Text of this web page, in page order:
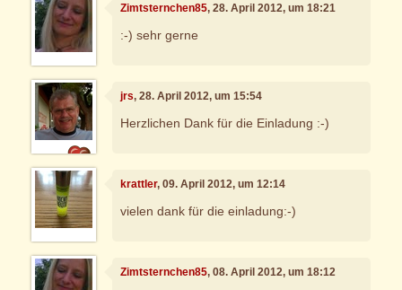
Zimtsternchen85, 28. April 2012, um 18:21
:-) sehr gerne
jrs, 28. April 2012, um 15:54
Herzlichen Dank für die Einladung :-)
krattler, 09. April 2012, um 12:14
vielen dank für die einladung:-)
Zimtsternchen85, 08. April 2012, um 18:12